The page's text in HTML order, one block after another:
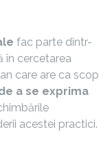
fac parte dintr-
în cercetarea
care are ca scop
a se exprima
acestei practici.